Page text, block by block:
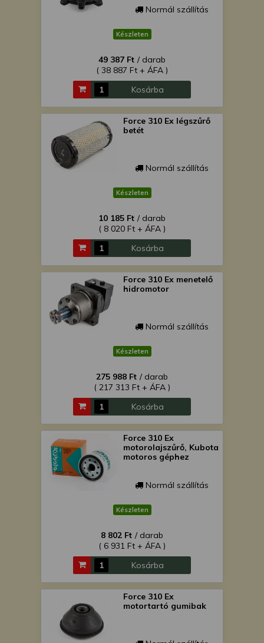
Normál szállítás
Készleten
49 387 Ft / darab
( 38 887 Ft + ÁFA )
Kosárba
Force 310 Ex légszűrő
betét
Normál szállítás
Készleten
10 185 Ft / darab
( 8 020 Ft + ÁFA )
Kosárba
Force 310 Ex menetelő
hidromotor
Normál szállítás
Készleten
275 988 Ft / darab
( 217 313 Ft + ÁFA )
Kosárba
Force 310 Ex
motorolajszűrő, Kubota
motoros géphez
Normál szállítás
Készleten
8 802 Ft / darab
( 6 931 Ft + ÁFA )
Kosárba
Force 310 Ex
motortartó gumibak